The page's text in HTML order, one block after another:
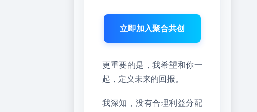
立即加入聚合共创
更重要的是，我希望和你一
起，定义未来的回报。
我深知，没有合理利益分配